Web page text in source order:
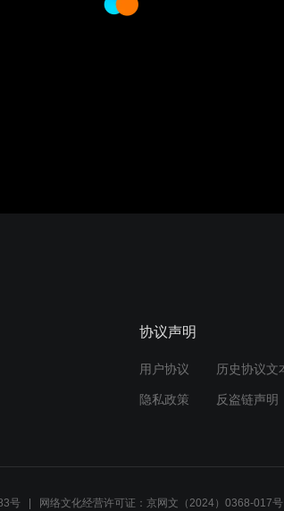
协议声明
用户协议 历史协议文
隐私政策 反盗链声明
号 网络文化经营许可证：京网文（2024）0368-017号